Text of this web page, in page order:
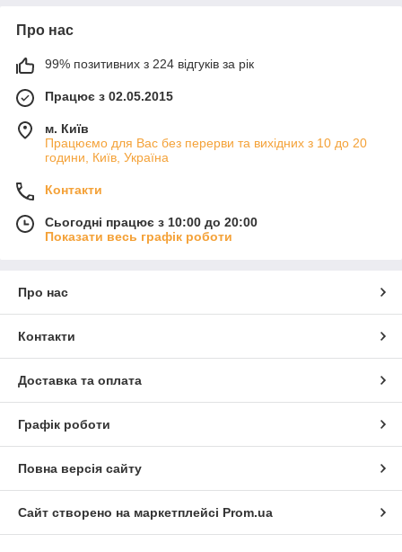
Про нас
99% позитивних з 224 відгуків за рік
Працює з 02.05.2015
м. Київ
Працюємо для Вас без перерви та вихідних з 10 до 20
години, Київ, Україна
Контакти
Сьогодні працює з 10:00 до 20:00
Показати весь графік роботи
Про нас
Контакти
Доставка та оплата
Графік роботи
Повна версія сайту
Сайт створено на маркетплейсі Prom.ua